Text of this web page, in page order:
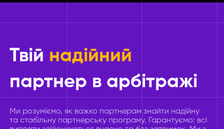
Твій надійний
партнер в арбітражі
Ми розуміємо, як важко партнерам знайти надійну
та стабільну партнерську програму. Гарантуємо: всі